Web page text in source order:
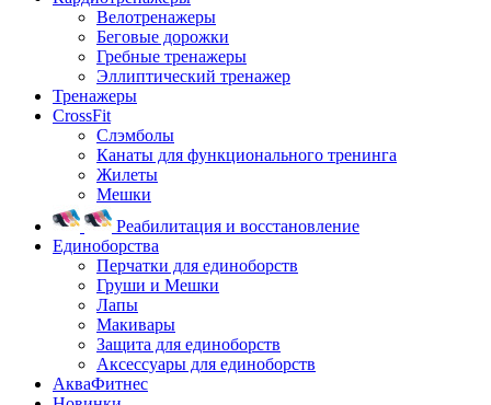
Велотренажеры
Беговые дорожки
Гребные тренажеры
Эллиптический тренажер
Тренажеры
CrossFit
Слэмболы
Канаты для функционального тренинга
Жилеты
Мешки
Реабилитация и восстановление
Единоборства
Перчатки для единоборств
Груши и Мешки
Лапы
Макивары
Защита для единоборств
Аксессуары для единоборств
АкваФитнес